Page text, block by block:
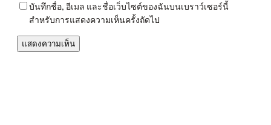
บันทึกชื่อ, อีเมล และชื่อเว็บไซต์ของฉันบนเบราว์เซอร์นี้
สำหรับการแสดงความเห็นครั้งถัดไป